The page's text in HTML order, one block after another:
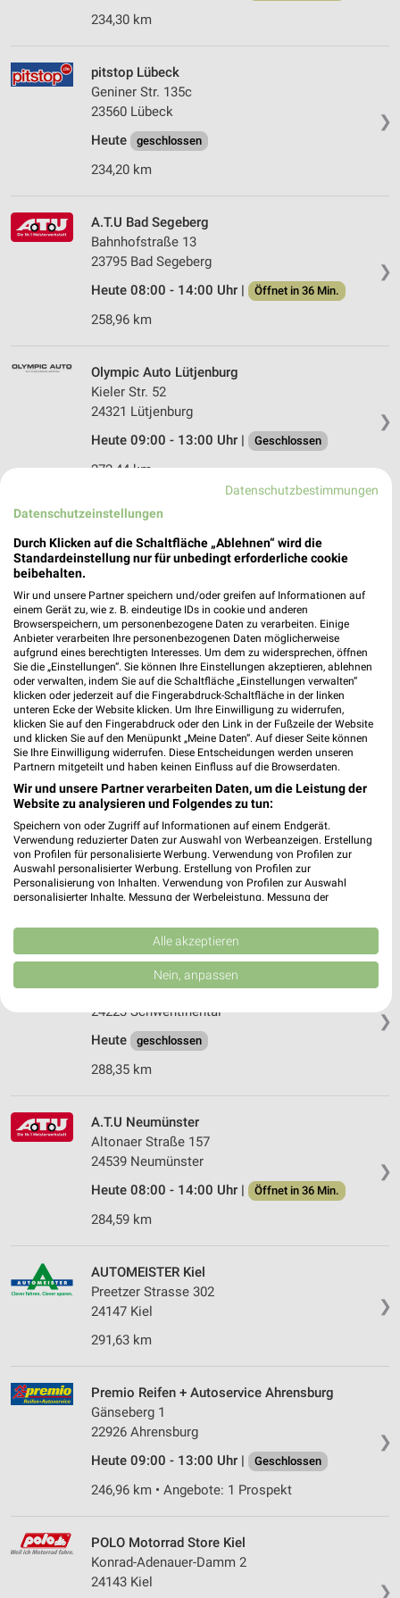
234,30 km
❯
pitstop Lübeck
Geniner Str. 135c
23560 Lübeck
Heute
geschlossen
234,20 km
❯
A.T.U Bad Segeberg
Bahnhofstraße 13
23795 Bad Segeberg
Heute 08:00 - 14:00 Uhr |
Öffnet in 36 Min.
258,96 km
❯
Olympic Auto Lütjenburg
Kieler Str. 52
24321 Lütjenburg
Heute 09:00 - 13:00 Uhr |
Geschlossen
272,44 km
pitstop Neumünster
Haart 149
24539 Neumünster
Heute geschlossen
283,90 km
Auto Centrum Lass Schwentinental
Mergenthalerstr. 12
24223 Schwentinental
Heute 09:00 - 13:30 Uhr | Geschlossen
288,00 km
Hugo Pfohe - Ford Oldenburg i. H.
Am Voßberg 7
23758 Oldenburg i. H.
Heute 09:00 - 13:00 Uhr | Geschlossen
❯
Olympic Auto Schwentinental
Klausdorfer Straße 52
24223 Schwentinental
Heute
geschlossen
288,35 km
❯
A.T.U Neumünster
Altonaer Straße 157
24539 Neumünster
Heute 08:00 - 14:00 Uhr |
Öffnet in 36 Min.
284,59 km
❯
AUTOMEISTER Kiel
Preetzer Strasse 302
24147 Kiel
291,63 km
❯
Premio Reifen + Autoservice Ahrensburg
Gänseberg 1
22926 Ahrensburg
Heute 09:00 - 13:00 Uhr |
Geschlossen
246,96 km • Angebote: 1 Prospekt
❯
POLO Motorrad Store Kiel
Konrad-Adenauer-Damm 2
24143 Kiel
Datenschutzbestimmungen
Datenschutzeinstellungen
Durch Klicken auf die Schaltfläche „Ablehnen“ wird die
Standardeinstellung nur für unbedingt erforderliche cookie
beibehalten.
Wir und unsere Partner speichern und/oder greifen auf Informationen auf
einem Gerät zu, wie z. B. eindeutige IDs in cookie und anderen
Browserspeichern, um personenbezogene Daten zu verarbeiten. Einige
Anbieter verarbeiten Ihre personenbezogenen Daten möglicherweise
aufgrund eines berechtigten Interesses. Um dem zu widersprechen, öffnen
Sie die „Einstellungen“. Sie können Ihre Einstellungen akzeptieren, ablehnen
oder verwalten, indem Sie auf die Schaltfläche „Einstellungen verwalten“
klicken oder jederzeit auf die Fingerabdruck-Schaltfläche in der linken
unteren Ecke der Website klicken. Um Ihre Einwilligung zu widerrufen,
klicken Sie auf den Fingerabdruck oder den Link in der Fußzeile der Website
und klicken Sie auf den Menüpunkt „Meine Daten“. Auf dieser Seite können
Sie Ihre Einwilligung widerrufen. Diese Entscheidungen werden unseren
Partnern mitgeteilt und haben keinen Einfluss auf die Browserdaten.
Wir und unsere Partner verarbeiten Daten, um die Leistung der
Website zu analysieren und Folgendes zu tun:
Speichern von oder Zugriff auf Informationen auf einem Endgerät.
Verwendung reduzierter Daten zur Auswahl von Werbeanzeigen. Erstellung
von Profilen für personalisierte Werbung. Verwendung von Profilen zur
Auswahl personalisierter Werbung. Erstellung von Profilen zur
Personalisierung von Inhalten. Verwendung von Profilen zur Auswahl
personalisierter Inhalte. Messung der Werbeleistung. Messung der
Kombinationen von Daten aus verschiedenen Quellen. Entwicklung und
Verbesserung der Angebote. Verwendung reduzierter Daten zur Auswahl
von Inhalten.
Daten können außerhalb der Europäischen Union weitergegeben und in die
Website/App.
Partnerliste anzeigen (1 IAB-Anbieter)
Wir nutzen Ihre Daten für folgende Zwecke:
Speichern von oder Zugriff auf Informationen
auf einem Endgerät
Verwendung reduzierter Daten zur Auswahl von
Erstellung von Profilen für personalisierte
Verwendung von Profilen zur Auswahl
personalisierter Werbung
Erstellung von Profilen zur Personalisierung
von Inhalten
personalisierter Inhalte
Messung der Werbeleistung
Messung der Performance von Inhalten
Analyse von Zielgruppen durch Statistiken oder
Entwicklung und Verbesserung der Angebote
Alle akzeptieren
Nein, anpassen